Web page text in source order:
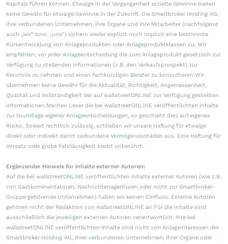
Kapitals führen können. Etwaige in der Vergangenheit erzielte Gewinne bieten
keine Gewähr für etwaige Gewinne in der Zukunft. Die Smartbroker Holding AG,
ihre verbundenen Unternehmen, ihre Organe und ihre Mitarbeiter (nachfolgend
auch „wir“ bzw. „uns“) sichern weder explizit noch implizit eine bestimmte
Kursentwicklung von Anlageprodukten oder Anlageproduktklassen zu. Wir
empfehlen, vor jeder Anlageentscheidung die zum Anlageprodukt gesetzlich zur
Verfügung zu stellenden Informationen (z.B. den Verkaufsprospekt) zur
Kenntnis zu nehmen und einen fachkundigen Berater zu konsultieren.Wir
übernehmen keine Gewähr für die Aktualität, Richtigkeit, Angemessenheit,
Qualität und Vollständigkeit der auf wallstreetONLINE zur Verfügung gestellten
Informationen.Machen Leser die bei wallstreetONLINE veröffentlichten Inhalte
zur Grundlage eigener Anlageentscheidungen, so geschieht dies auf eigenes
Risiko. Soweit rechtlich zulässig, schließen wir unsere Haftung für etwaige
direkt oder indirekt damit verbundene Vermögensschäden aus. Eine Haftung für
Vorsatz oder grobe Fahrlässigkeit bleibt unberührt.
Ergänzender Hinweis für Inhalte externer Autoren:
Auf die bei wallstreetONLINE veröffentlichten Inhalte externer Autoren (wie z.B.
von Gastkommentatoren, Nachrichtenagenturen oder nicht zur Smartbroker-
Gruppe gehörende Unternehmen) haben wir keinen Einfluss. Externe Autoren
gehören nicht der Redaktion von wallstreetONLINE an.Für die Inhalte sind
ausschließlich die jeweiligen externen Autoren verantwortlich. Ihre bei
wallstreetONLINE veröffentlichten Inhalte sind nicht von Anlageinteressen der
Smartbroker Holding AG, ihrer verbundenen Unternehmen, ihrer Organe oder